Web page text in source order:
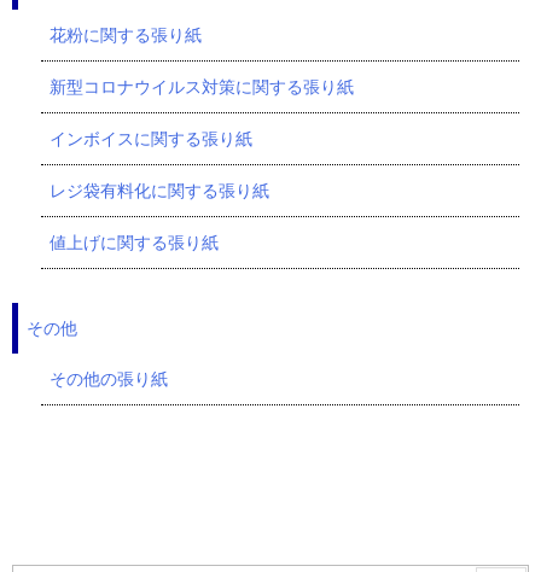
花粉に関する張り紙
新型コロナウイルス対策に関する張り紙
インボイスに関する張り紙
レジ袋有料化に関する張り紙
値上げに関する張り紙
その他
その他の張り紙